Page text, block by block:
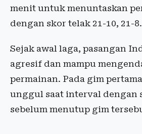
menit untuk menuntaskan
dengan skor telak 21-10, 21-8.
Sejak awal laga, pasangan
agresif dan mampu
permainan. Pada gim
unggul saat interval dengan
sebelum menutup gim